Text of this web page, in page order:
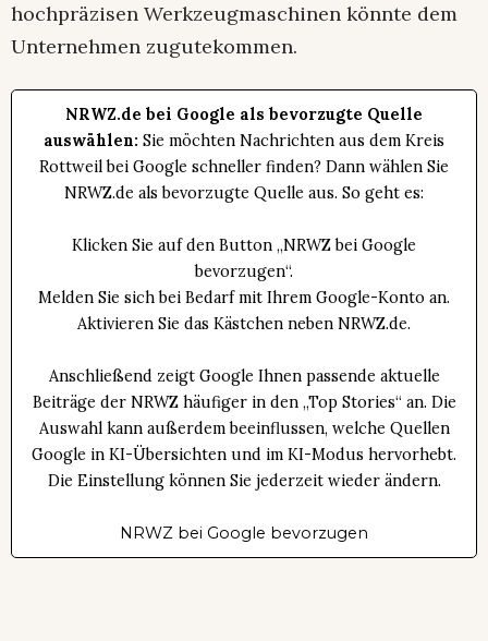
hochpräzisen Werkzeugmaschinen könnte dem
Unternehmen zugutekommen.
NRWZ.de bei Google als bevorzugte Quelle
auswählen: Sie möchten Nachrichten aus dem Kreis
Rottweil bei Google schneller finden? Dann wählen Sie
NRWZ.de als bevorzugte Quelle aus. So geht es:
Klicken Sie auf den Button „NRWZ bei Google
bevorzugen“.
Melden Sie sich bei Bedarf mit Ihrem Google-Konto an.
Aktivieren Sie das Kästchen neben NRWZ.de.
Anschließend zeigt Google Ihnen passende aktuelle
Beiträge der NRWZ häufiger in den „Top Stories“ an. Die
Auswahl kann außerdem beeinflussen, welche Quellen
Google in KI-Übersichten und im KI-Modus hervorhebt.
Die Einstellung können Sie jederzeit wieder ändern.
NRWZ bei Google bevorzugen